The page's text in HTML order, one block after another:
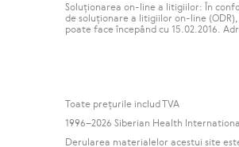
Soluționarea on-line a litigiilor: În
de soluționare a litigiilor on-line
poate face începând cu 15.02.2016.
Toate preţurile includ TVA
1996–2026 Siberian Health
Derularea materialelor acestui site